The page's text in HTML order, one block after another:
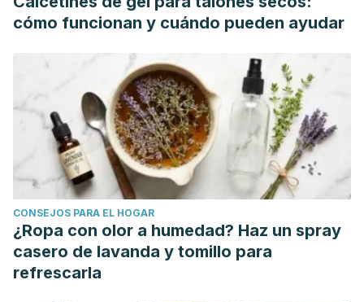
Altered intestinal permeability in patients with primary
fibromyalgia and in patients with complex regional pain
syndrome. Rheumatology. 2008.
Grandner, MA, Jackson, N., Gerstner, JR y Knutson, KL
(2013). Síntomas del sueño asociados con la ingesta de
nutrientes dietéticos específicos. Revista de investigación
del sueño, 23 (1), 22–34. https://doi.org/10.1111/jsr.12084
Holton K. The role of diet in the treatment of fibromyalgia.
Pain Manag. 2016;
https://pubmed.ncbi.nlm.nih.gov/27296515/
Müller W, Schneider EM, Stratz T
. The classification of
fibromyalgia syndrome.
Rheumatol Int
. 2007
cómo funcionan y cuándo pueden ayudar
CONSEJOS PARA EL HOGAR
¿Ropa con olor a humedad? Haz un spray
casero de lavanda y tomillo para
refrescarla